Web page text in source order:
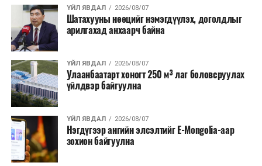
хэлбэрээр хэрэгжүүлэхээр тусгажээ.
Лаг хатаах, шатаах технологи нь бохир ус цэвэрлэх
байгууламжаас гардаг лагийг байгаль орчинд аюулгүй
аргаар боловсруулж, эзлэхүүнийг эрс бууруулах
зориулалттай. Лагийг өндөр температурт шатааснаар
эзлэхүүн нь 90 хүртэл хувиар буурч, бактери, вирус
болон бусад өвчин үүсгэгч бичил биетнийг устгах
боломжтой.
Түүнчлэн шаталтын явцад үүсэх дулааныг цахилгаан
болон дулааны эрчим хүч үйлдвэрлэхэд ашиглаж
ҮЙЛ ЯВДАЛ 2026/08/07
Шатахууны нөөцийг нэмэгдүүлэх, доголдлыг
арилгахад анхаарч байна
ҮЙЛ ЯВДАЛ 2026/08/07
Улаанбаатарт хоногт 250 м³ лаг боловсруулах
үйлдвэр байгуулна
ҮЙЛ ЯВДАЛ 2026/08/07
Нэгдүгээр ангийн элсэлтийг E-Mongolia-аар
зохион байгуулна